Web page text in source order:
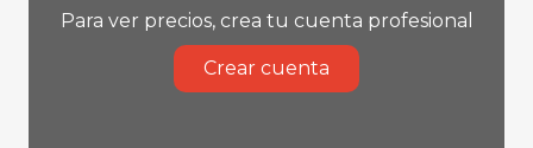
Para ver precios, crea tu cuenta profesional
Crear cuenta